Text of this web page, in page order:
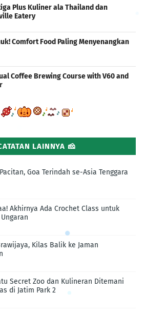
Plus Kuliner ala Thailand dan
Eatery
Comfort Food Paling Menyenangkan
Coffee Brewing Course with V60 and
LAINNYA 🧀
Goa Terindah se-Asia Tenggara
Akhirnya Ada Crochet Class untuk
Kilas Balik ke Jaman
Secret Zoo dan Kulineran Ditemani
di Jatim Park 2